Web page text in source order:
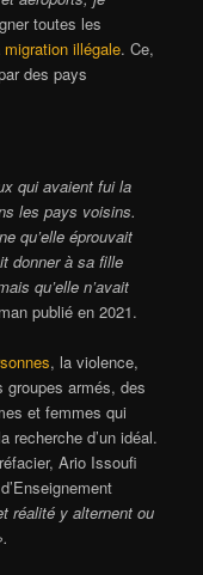
toutes les
migration illégale. Ce,
des pays
qui avaient fui la
les pays voisins.
qu’elle éprouvait
donner à sa fille
qu’elle n’avait
publié en 2021.
, la violence,
armés, des
et femmes qui
recherche d’un idéal.
Ario Issoufi
réalité y alternent ou